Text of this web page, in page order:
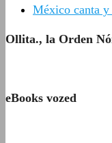
México canta
Ollita., la Orden
eBooks vozed